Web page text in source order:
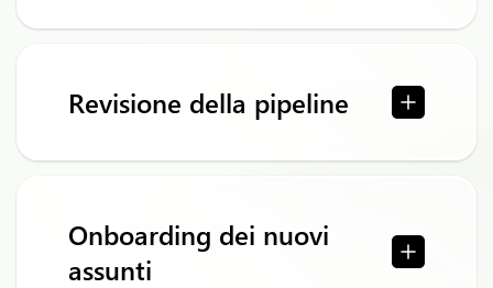
Revisione della pipeline
Onboarding dei nuovi
assunti